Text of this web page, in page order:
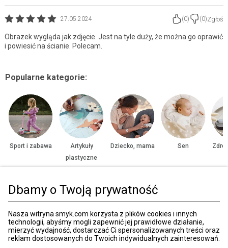
Dbamy o Twoją prywatność
Nasza witryna smyk.com korzysta z plików cookies i innych
technologii, abyśmy mogli zapewnić jej prawidłowe działanie,
mierzyć wydajność, dostarczać Ci spersonalizowanych treści oraz
reklam dostosowanych do Twoich indywidualnych zainteresowań.
27.05.2024 (0) (0)Zgłoś
Obrazek wygląda jak zdjęcie. Jest na tyle duży, że można go oprawić
i powiesić na ścianie. Polecam.
Popularne kategorie:
Sport i zabawa
Artykuły
plastyczne
Dziecko, mama Sen
Strona główna Zabawki, gry Puzzle Tradycyjne Puzzle 501-1000
Kategorie